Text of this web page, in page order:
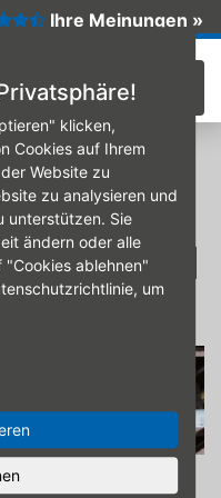
klicken,
Cookies auf Ihrem
Website zu
zu analysieren und
unterstützen. Sie
ändern oder alle
"Cookies ablehnen"
um
Ihre Meinungen »
um Auto & Reifen
rund